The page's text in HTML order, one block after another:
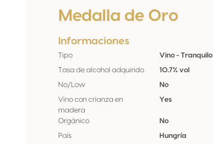
Medalla de Oro
Informaciones
Tipo Vino - Tranquilo
Tasa de alcohol adquirido 10.7% vol
No/Low No
Vino con crianza en
madera
Yes
Orgánico No
País Hungría